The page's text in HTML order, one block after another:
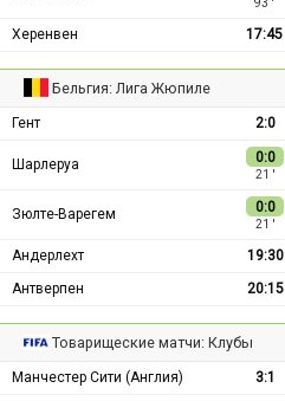
93 ′
Херенвен 17:45
Бельгия: Лига Жюпиле
Гент 2:0
Шарлеруа 0:0
21 ′
Зюлте-Варегем 0:0
21 ′
Андерлехт 19:30
Антверпен
20:15
Товарищеские матчи: Клубы
Манчестер Сити (Англия) 3:1